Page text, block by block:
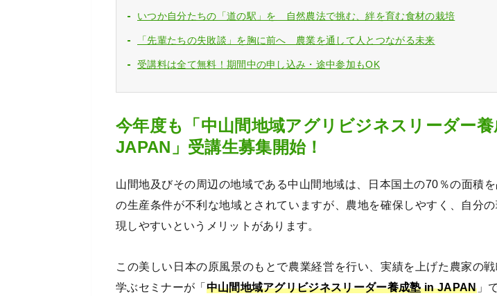
いつか自分たちの「道の駅」を 自然農法で挑む、絆を育む食材の栽培
「先輩たちの失敗談」を胸に前へ 農業を通して人とつながる未来
受講料は全て無料！期間中の申し込み・途中参加もOK
今年度も「中山間地域アグリビジネスリーダー
JAPAN」受講生募集開始！
山間地及びその周辺の地域である中山間地域は、日本国土の70％の面積
の生産条件が不利な地域とされていますが、農地を確保しやすく、自分
現しやすいというメリットがあります。
この美しい日本の原風景のもとで農業経営を行い、実績を上げた農家の
学ぶセミナーが「 中山間地域アグリビジネスリーダー養成塾 in JAPAN」